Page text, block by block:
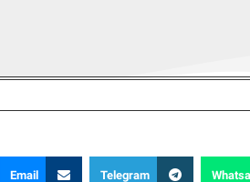
Telegram
Email